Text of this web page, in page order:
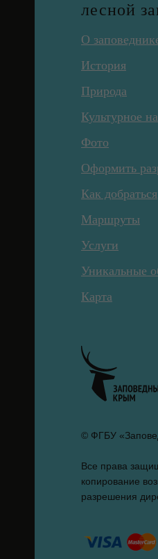
лесной
О
История
Природа
Культурное
Фото
Оформить
Как добраться
Маршруты
Услуги
Уникальные
Карта
© ФГБУ
Все права
копирование
разрешения